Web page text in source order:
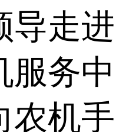
导走进
服务中
农机手